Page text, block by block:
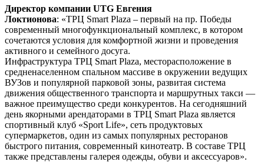
Директор компании UTG Евгения
Локтионова: «ТРЦ Smart Plaza – первый на пр. Победы
современный многофункциональный комплекс, в котором
сочетаются условия для комфортной жизни и проведения
активного и семейного досуга.
Инфраструктура ТРЦ Smart Plazа, месторасположение в
средненаселенном спальном массиве в окружении ведущих
ВУЗов и популярной парковой зоны, развитая система
движения общественного транспорта и маршрутных такси —
важное преимущество среди конкурентов. На сегодняшний
день якорными арендаторами в ТРЦ Smart Plaza является
спортивный клуб «Sport Life», сеть продуктовых
супермаркетов, один из самых популярных ресторанов
быстрого питания, современный кинотеатр. В составе ТРЦ
также представлены галерея одежды, обуви и аксессуаров».